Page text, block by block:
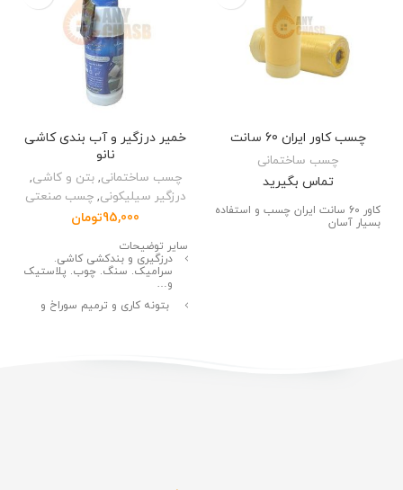
چسب کاور ایران 60 سانت
چسب ساختمانی
تماس بگیرید
کاور 60 سانت ایران چسب و استفاده
بسیار آسان
خمیر درزگیر و آب بندی کاشی
نانو
چسب ساختمانی,بتن و کاشی,
درزگیر سیلیکونی,چسب صنعتی
95,000تومان
سایر توضیحات
درزگیری و بندکشی کاشی.
سرامیک. سنگ. چوب. پلاستیک
و…
بتونه کاری و ترمیم سوراخ و